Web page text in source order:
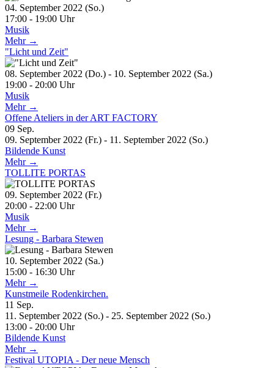
04. September 2022 (So.)
17:00 - 19:00 Uhr
Musik
Mehr →
"Licht und Zeit"
08. September 2022 (Do.) - 10. September 2022 (Sa.)
19:00 - 20:00 Uhr
Musik
Mehr →
Offene Ateliers in der ART FACTORY
09 Sep.
09. September 2022 (Fr.) - 11. September 2022 (So.)
Bildende Kunst
Mehr →
TOLLITE PORTAS
09. September 2022 (Fr.)
20:00 - 22:00 Uhr
Musik
Mehr →
Lesung - Barbara Stewen
10. September 2022 (Sa.)
15:00 - 16:30 Uhr
Mehr →
Kunstmeile Rodenkirchen.
11 Sep.
11. September 2022 (So.) - 25. September 2022 (So.)
13:00 - 20:00 Uhr
Bildende Kunst
Mehr →
Festival UTOPIA - Der neue Mensch